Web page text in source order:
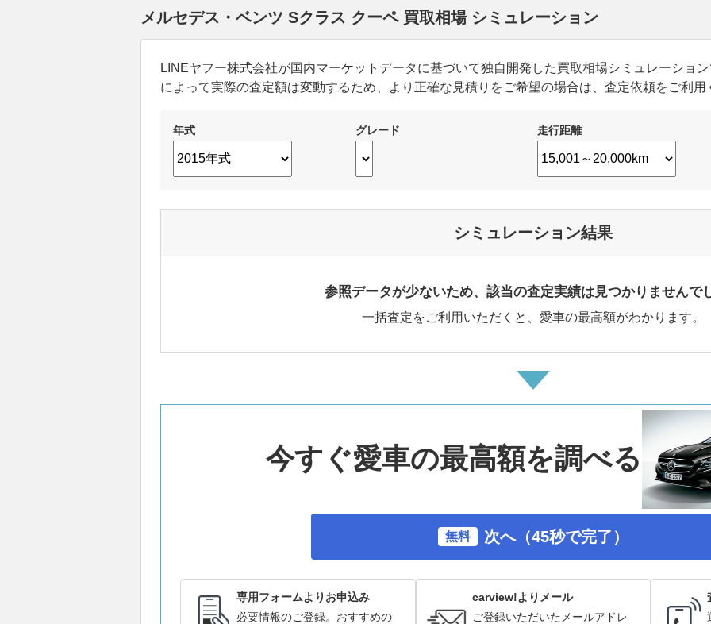
メルセデス・ベンツ Sクラス クーペ 買取相場 シミュレーション
LINEヤフー株式会社が国内マーケットデータに基づいて独自開発した買取相場シミュレーショ
によって実際の査定額は変動するため、より正確な見積りをご希望の場合は、査定依頼をご利用
年式 グレード 走行距離
シミュレーション結果
参照データが少ないため、該当の査定実績は見つかりませんで
一括査定をご利用いただくと、愛車の最高額がわかります。
今すぐ愛車の最高額を調べる
無料 次へ（45秒で完了）
専用フォームよりお申込み
必要情報のご登録。おすすめの
carview!よりメール
ご登録いただいたメールアドレ